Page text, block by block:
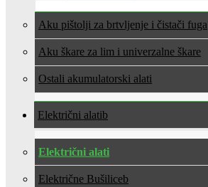
Aku pištolji za brtvljenje i čistači fuga
Aku škare za lim i univerzalne škare
Ostali akumulatorski alati
Električni alati
Električni alati
Električne Bušilice